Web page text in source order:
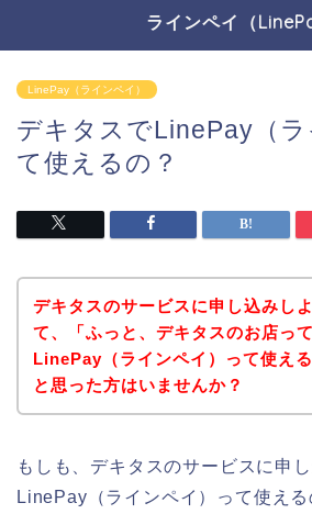
ラインペイ（
LinePay（ラインペイ）
デキタスでLinePay（
て使えるの？
デキタスのサービスに申し込みし
て、「ふっと、デキタスのお店って
LinePay（ラインペイ）って使える
と思った方はいませんか？
もしも、デキタスのサービスに申
LinePay（ラインペイ）って使える